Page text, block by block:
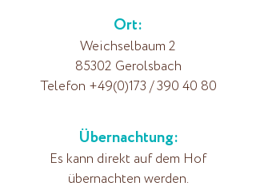
Ort:
Weichselbaum 2
85302 Gerolsbach
Telefon +49(0)173 /390 40 80
Übernachtung:
Es kann direkt auf dem Hof
übernachten werden.